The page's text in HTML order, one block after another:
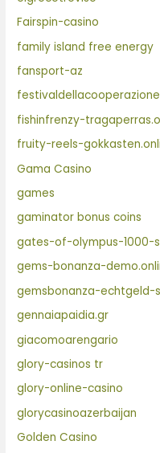
Fairspin-casino
family island free energy
fansport-az
fishinfrenzy-
fruity-reels-
Gama Casino
games
gaminator bonus coins
gates-of-olympus-1000-
gems-bonanza-
gemsbonanza-echtgeld-
gennaiapaidia.gr
giacomoarengario
glory-casinos tr
glory-online-casino
glorycasinoazerbaijan
Golden Casino